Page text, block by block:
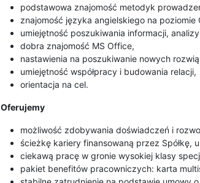
podstawowa znajomość metodyk
znajomość języka angielskiego na poziomie
umiejętność poszukiwania informacji,
dobra znajomość MS Office,
nastawienia na poszukiwanie nowych
umiejętność współpracy i budowania relacji,
orientacja na cel.
Oferujemy
możliwość zdobywania doświadczeń i
ścieżkę kariery finansowaną przez
ciekawą pracę w gronie wysokiej klasy
pakiet benefitów pracowniczych: karta